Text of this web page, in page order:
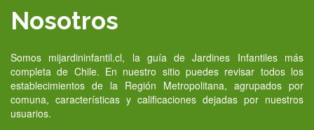
Nosotros
Somos mijardininfantil.cl, la guía de Jardines Infantiles más
completa de Chile. En nuestro sitio puedes revisar todos los
establecimientos de la Región Metropolitana, agrupados por
comuna, características y calificaciones dejadas por nuestros
usuarios.